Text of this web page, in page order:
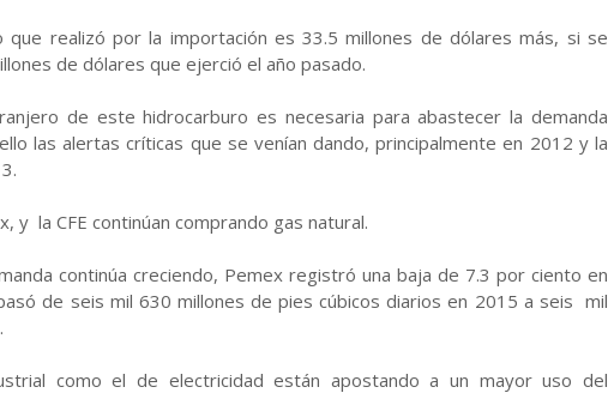
que realizó por la importación es 33.5 millones de dólares más, si se
de dólares que ejerció el año pasado.
de este hidrocarburo es necesaria para abastecer la demanda
las alertas críticas que se venían dando, principalmente en 2012 y la
y la CFE continúan comprando gas natural.
continúa creciendo, Pemex registró una baja de 7.3 por ciento en
de seis mil 630 millones de pies cúbicos diarios en 2015 a seis mil
como el de electricidad están apostando a un mayor uso del